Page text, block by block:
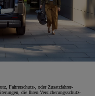
Fahrerschutz-, oder Zusatzfahrer-
die Ihren Versicherungsschutz¹